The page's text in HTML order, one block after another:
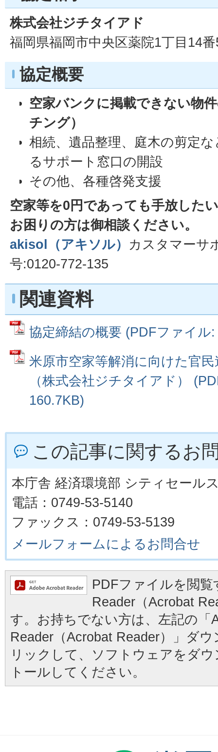
株式会社ジチタイアド
福岡県福岡市中央区薬院1丁目14
協定概要
空家バンクに掲載できない物
チング）
相続、遺品整理、庭木の剪定
るサポート窓口の開設
その他、各種啓発支援
空家等を0円であっても手放した
お困りの方は御相談ください。
akisol（アキソル） カスタマーサ
号:0120-772-135
関連資料
協定締結の概要 (PDFファイル
米原市空家等解消に向けた官
（株式会社ジチタイアド）
160.7KB)
この記事に関するお
本庁舎 経済環境部 シティセール
電話：0749-53-5140
ファックス：0749-53-5139
メールフォームによるお問合せ
PDFファイルを閲
Reader（Acrobat
す。お持ちでない方は、左記の「
Reader（Acrobat Reader）」ダ
リックして、ソフトウェアをダ
トールしてください。